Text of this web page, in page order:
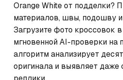
Orange White от подделки?
материалов, швы, подошву
Загрузите фото кроссовок
мгновенной AI-проверки на
алгоритм анализирует
оригинала и выявляет даже